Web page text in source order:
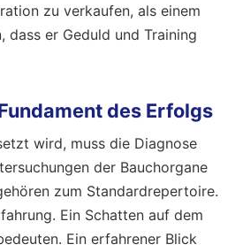
zu verkaufen, als einem
dass er Geduld und Training
des Erfolgs
wird, muss die Diagnose
der Bauchorgane
zum Standardrepertoire.
Ein Schatten auf dem
Ein erfahrener Blick